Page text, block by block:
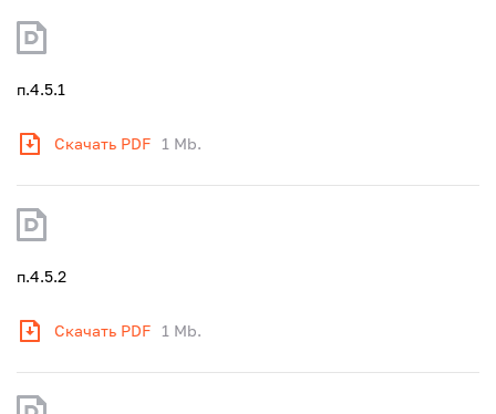
п.4.5.1
Скачать PDF 1 Mb.
п.4.5.2
Скачать PDF 1 Mb.